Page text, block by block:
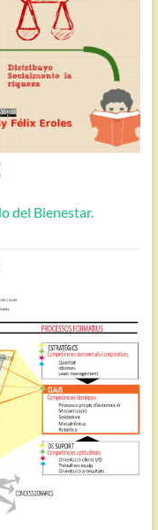
del Bienestar.